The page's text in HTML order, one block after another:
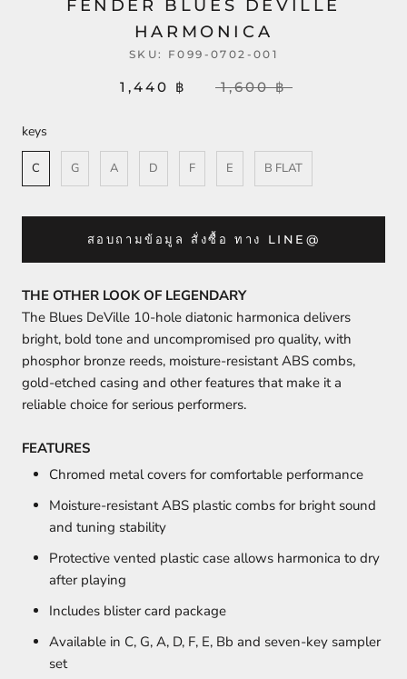
FENDER BLUES DEVILLE
HARMONICA
SKU: F099-0702-001
1,440 ฿ 1,600 ฿
keys
C G A D F E B FLAT
สอบถามข้อมูล สั่งซื้อ ทาง LINE@
THE OTHER LOOK OF LEGENDARY
The Blues DeVille 10-hole diatonic harmonica delivers
bright, bold tone and uncompromised pro quality, with
phosphor bronze reeds, moisture-resistant ABS combs,
gold-etched casing and other features that make it a
reliable choice for serious performers.
FEATURES
Chromed metal covers for comfortable performance
Moisture-resistant ABS plastic combs for bright sound
and tuning stability
Protective vented plastic case allows harmonica to dry
after playing
Includes blister card package
Available in C, G, A, D, F, E, Bb and seven-key sampler
set